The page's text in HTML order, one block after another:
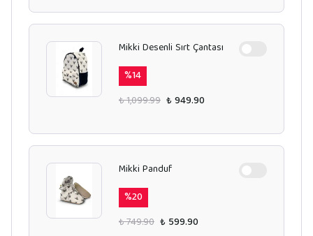
Mikki Desenli Sırt Çantası
%14
₺ 1,099.99 ₺ 949.90
Mikki Panduf
%20
₺ 749.90 ₺ 599.90